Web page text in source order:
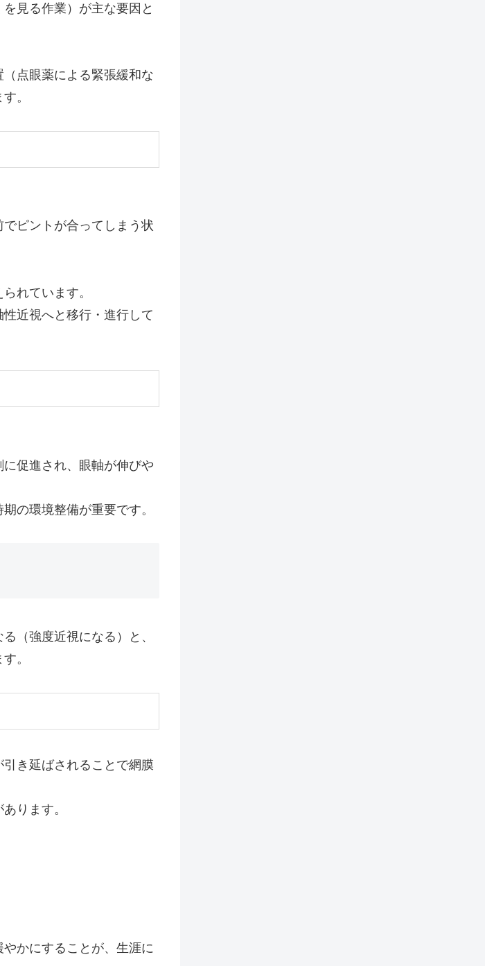
見る作業）が主な要因と
点眼薬による緊張緩和な
。
ピントが合ってしまう状
れています。
近視へと移行・進行して
促進され、眼軸が伸びや
の環境整備が重要です。
（強度近視になる）と、
。
き延ばされることで網膜
ります。
かにすることが、生涯に